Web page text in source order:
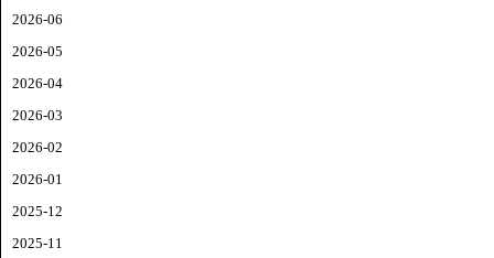
2026-06
2026-05
2026-04
2026-03
2026-02
2026-01
2025-12
2025-11